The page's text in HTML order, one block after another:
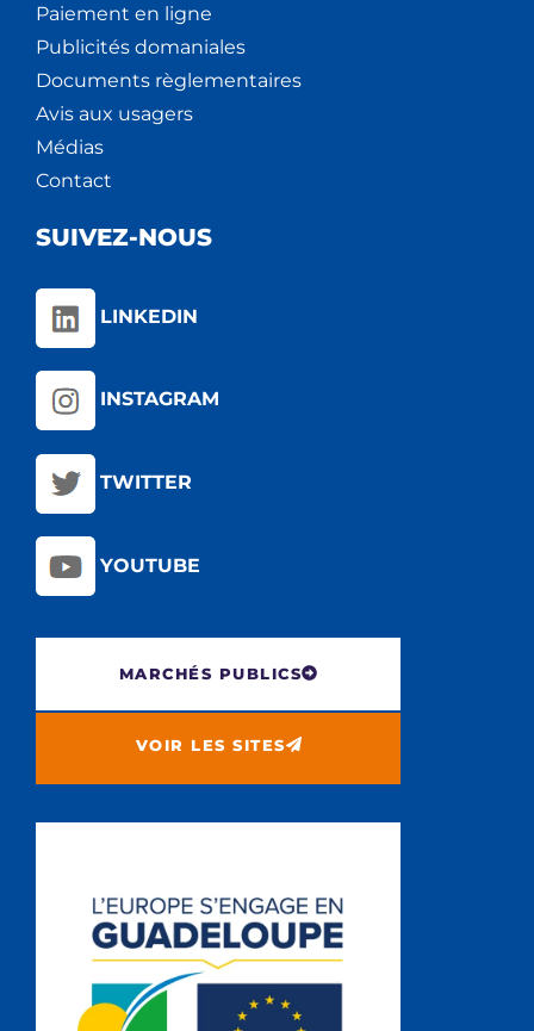
Paiement en ligne
Publicités domaniales
Documents règlementaires
Avis aux usagers
Médias
Contact
SUIVEZ-NOUS
LINKEDIN
INSTAGRAM
TWITTER
YOUTUBE
MARCHÉS PUBLICS
VOIR LES SITES